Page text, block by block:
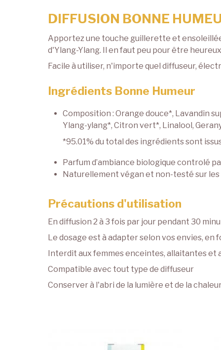
DIFFUSION BONNE
Apportez une touche guillerette et
d'Ylang-Ylang. Il en faut peu pour être
Facile à utiliser, n'importe quel diffuseur,
Ingrédients Bonne Humeur
Composition : Orange douce*, Lavandin
Ylang-ylang*, Citron vert*, Linalool,
*95.01% du total des ingrédients sont
Parfum d’ambiance biologique controlé
Naturellement végan et non-testé sur les
Précautions d'utilisation
En diffusion 2 à 3 fois par jour pendant 30
Le dosage est à adapter selon vos envies, en
Interdit aux femmes enceintes, allaitantes et
Compatible avec tout type de diffuseur
Conserver à l'abri de la lumière et de la